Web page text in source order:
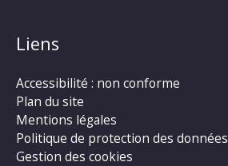
Liens
Accessibilité : non conforme
Plan du site
Mentions légales
Politique de protection des données
Gestion des cookies